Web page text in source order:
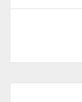
お問い合わせ